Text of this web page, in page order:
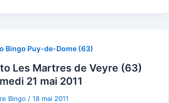
Bingo Puy-de-Dome (63)
Les Martres de Veyre (63)
21 mai 2011
Bingo / 18 mai 2011